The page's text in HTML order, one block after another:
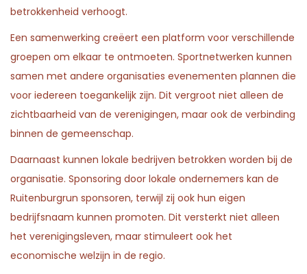
betrokkenheid verhoogt.
Een samenwerking creëert een platform voor verschillende
groepen om elkaar te ontmoeten. Sportnetwerken kunnen
samen met andere organisaties evenementen plannen die
voor iedereen toegankelijk zijn. Dit vergroot niet alleen de
zichtbaarheid van de verenigingen, maar ook de verbinding
binnen de gemeenschap.
Daarnaast kunnen lokale bedrijven betrokken worden bij de
organisatie. Sponsoring door lokale ondernemers kan de
Ruitenburgrun sponsoren, terwijl zij ook hun eigen
bedrijfsnaam kunnen promoten. Dit versterkt niet alleen
het verenigingsleven, maar stimuleert ook het
economische welzijn in de regio.